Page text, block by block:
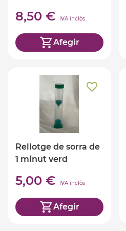
8,50 € IVA inclòs
Afegir
Rellotge de sorra de
1 minut verd
5,00 € IVA inclòs
Afegir